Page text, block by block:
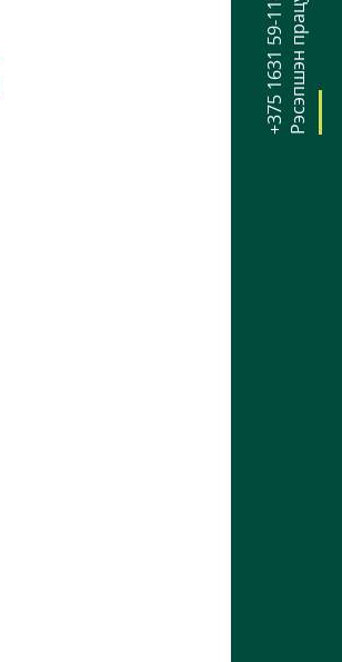
+375 1631 59-110